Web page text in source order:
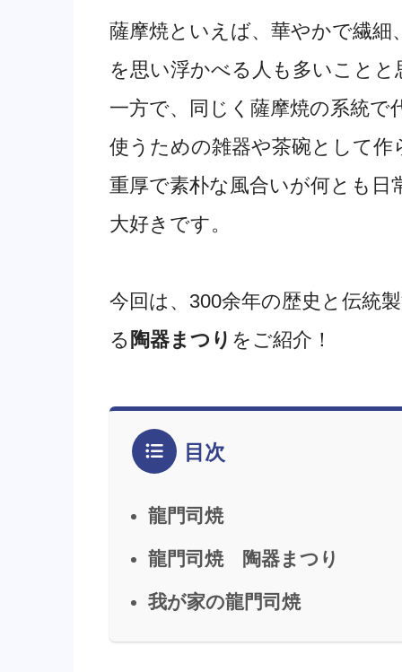
薩摩焼といえば、華やかで繊
を思い浮かべる人も多いことと
一方で、同じく薩摩焼の系統で
使うための雑器や茶碗として
重厚で素朴な風合いが何とも
大好きです。
今回は、300余年の歴史と伝統
る 陶器まつり をご紹介！
目次
龍門司焼
龍門司焼 陶器まつり
我が家の龍門司焼